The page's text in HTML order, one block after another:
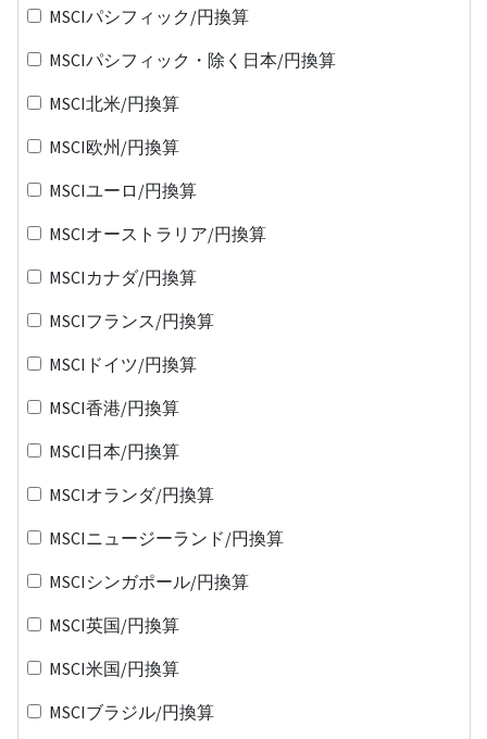
MSCIパシフィック/円換算
MSCIパシフィック・除く日本/円換算
MSCI北米/円換算
MSCI欧州/円換算
MSCIユーロ/円換算
MSCIオーストラリア/円換算
MSCIカナダ/円換算
MSCIフランス/円換算
MSCIドイツ/円換算
MSCI香港/円換算
MSCI日本/円換算
MSCIオランダ/円換算
MSCIニュージーランド/円換算
MSCIシンガポール/円換算
MSCI英国/円換算
MSCI米国/円換算
MSCIブラジル/円換算